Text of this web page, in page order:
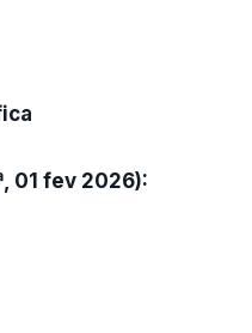
01 fev 2026):